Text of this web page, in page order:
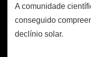
A comunidade
conseguido
declínio solar.